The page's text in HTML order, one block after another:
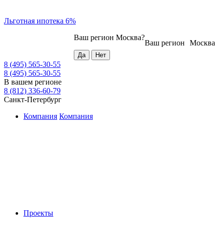
Льготная ипотека 6%
Москва
Ваш регион
Ваш регион Москва?
8 (495) 565-30-55
8 (495) 565-30-55
В вашем регионе
8 (812) 336-60-79
Санкт-Петербург
Компания Компания
Проекты